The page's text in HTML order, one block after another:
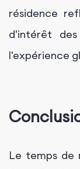
résidence
d'intérêt
l'expérience
Le temps de